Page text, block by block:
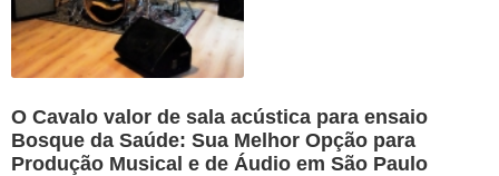
O Cavalo valor de sala acústica para ensaio
Bosque da Saúde: Sua Melhor Opção para
Produção Musical e de Áudio em São Paulo